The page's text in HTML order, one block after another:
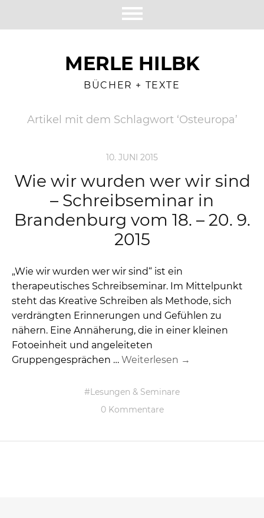
MERLE HILBK
BÜCHER + TEXTE
Artikel mit dem Schlagwort ‘Osteuropa’
10. JUNI 2015
Wie wir wurden wer wir sind
– Schreibseminar in
Brandenburg vom 18. – 20. 9.
2015
„Wie wir wurden wer wir sind“ ist ein
therapeutisches Schreibseminar. Im Mittelpunkt
steht das Kreative Schreiben als Methode, sich
verdrängten Erinnerungen und Gefühlen zu
nähern. Eine Annäherung, die in einer kleinen
Fotoeinheit und angeleiteten
Gruppengesprächen … Weiterlesen →
Lesungen & Seminare
0 Kommentare